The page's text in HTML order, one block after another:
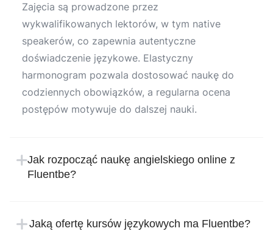
Zajęcia są prowadzone przez
wykwalifikowanych lektorów, w tym native
speakerów, co zapewnia autentyczne
doświadczenie językowe. Elastyczny
harmonogram pozwala dostosować naukę do
codziennych obowiązków, a regularna ocena
postępów motywuje do dalszej nauki.
Jak rozpocząć naukę angielskiego online z
Fluentbe?
intuicyjne. Wystarczy zarejestrować się na
Jaką ofertę kursów językowych ma Fluentbe?